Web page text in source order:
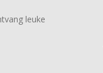
leuke